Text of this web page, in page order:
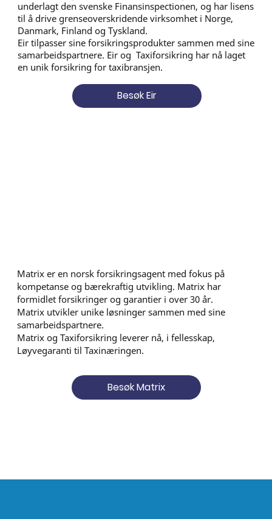
underlagt den svenske Finansinspectionen, og har lisens
til å drive grenseoverskridende virksomhet i Norge,
Danmark, Finland og Tyskland.
Eir tilpasser sine forsikringsprodukter sammen med sine
samarbeidspartnere. Eir og Taxiforsikring har nå laget
en unik forsikring for taxibransjen.
Besøk Eir
Matrix er en norsk forsikringsagent med fokus på
kompetanse og bærekraftig utvikling. Matrix har
formidlet forsikringer og garantier i over 30 år.
Matrix utvikler unike løsninger sammen med sine
samarbeidspartnere.
Matrix og Taxiforsikring leverer nå, i fellesskap,
Løyvegaranti til Taxinæringen.
Besøk Matrix